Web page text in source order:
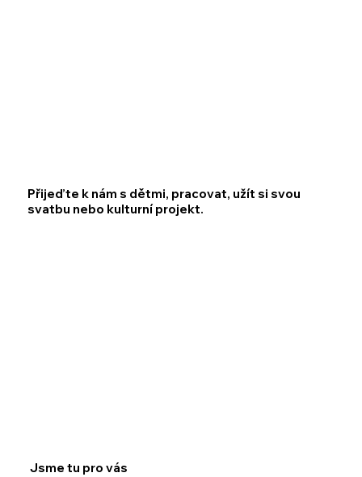
Přijeďte k nám s dětmi, pracovat, užít si svou
svatbu nebo kulturní projekt.
Jsme tu pro vás